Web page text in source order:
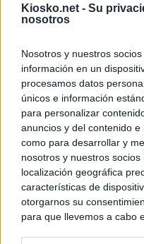
Kiosko.net - Su
nosotros
Nosotros y nuestros
información en un
procesamos datos
únicos e información
para personalizar
anuncios y del contenido
como para desarrollar y
nosotros y nuestros
localización geográfica
características de
otorgarnos su
para que llevemos a cabo